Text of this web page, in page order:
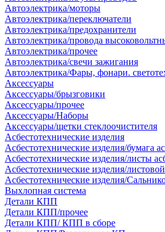
Автоэлектрика/моторы
Автоэлектрика/переключатели
Автоэлектрика/предохранители
Автоэлектрика/провода
Автоэлектрика/прочее
Автоэлектрика/свечи зажигания
Автоэлектрика/Фары, фонари.
Аксессуары
Аксессуары/брызговики
Аксессуары/прочее
Аксессуары/Наборы
Аксессуары/щетки стеклоочистителя
Асбестотехнические изделия
Асбестотехнические изделия/бумага
Асбестотехнические изделия/листы
Асбестотехнические изделия/
Асбестотехнические изделия/
Выхлопная система
Детали КПП
Детали КПП/прочее
Детали КПП/ КПП в сборе